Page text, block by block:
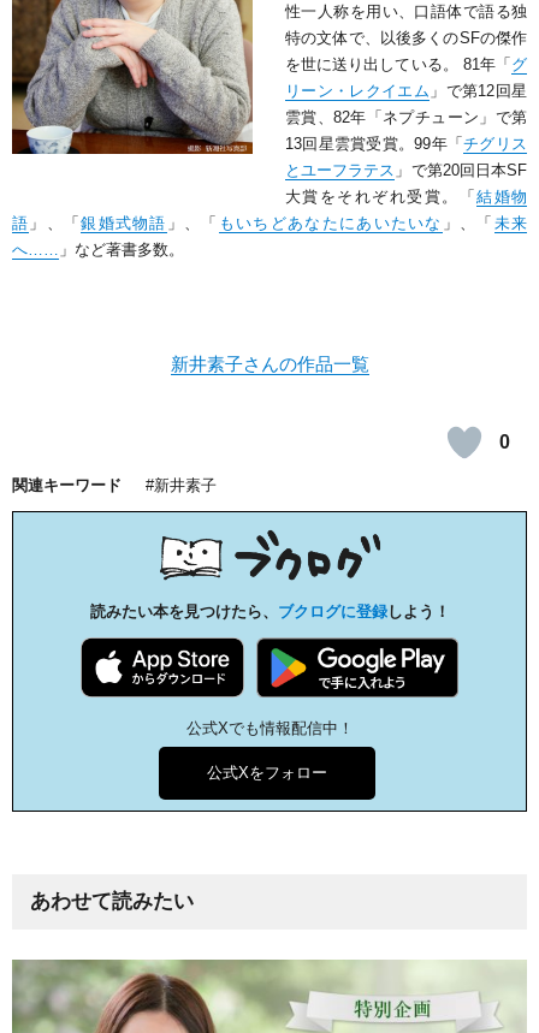
性一人称を用い、口語体で語る独
特の文体で、以後多くのSFの傑作
を世に送り出している。 81年「 グ
リーン・レクイエム 」で第12回星
雲賞、82年「ネプチューン」で第
13回星雲賞受賞。99年「チグリス
とユーフラテス 」で第20回日本SF
大賞をそれぞれ受賞。「結婚物
語 」、「銀婚式物語 」、「 もいちどあなたにあいたいな 」、「 未来
へ…… 」など著書多数。
新井素子さんの作品一覧
0
関連キーワード 新井素子
読みたい本を見つけたら、 ブクログに登録しよう！
公式Xでも情報配信中！
公式Xをフォロー
あわせて読みたい